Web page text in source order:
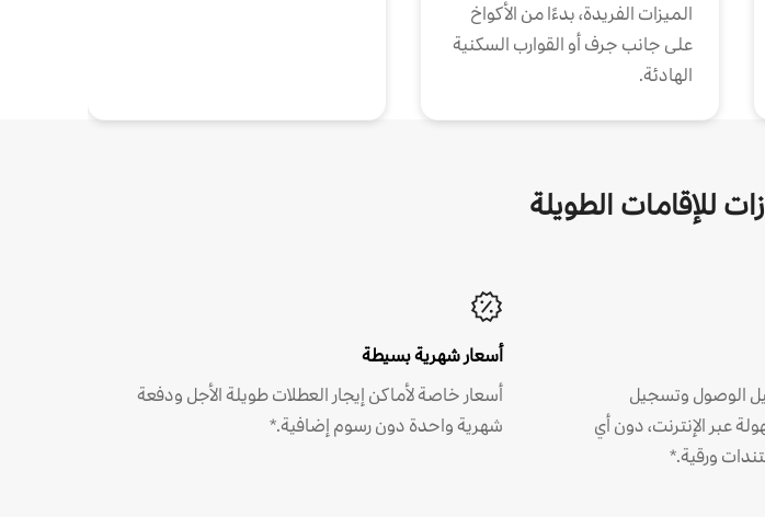
الميزات الفريدة، بدءًا من الأكواخ
على جانب جرف أو القوارب السكنية
الهادئة.
للإقامات الطويلة
الوصول وتسجيل
عبر الإنترنت، دون أي
ورقية.*
أسعار شهرية بسيطة
أسعار خاصة لأماكن إيجار العطلات طويلة الأجل ودفعة
شهرية واحدة دون رسوم إضافية.*